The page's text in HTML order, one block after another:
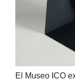
El Museo ICO